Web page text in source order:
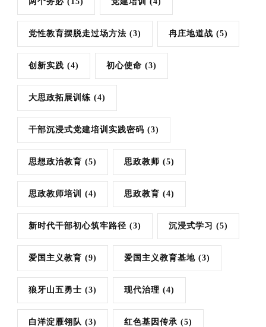
党性教育摆脱走过场方法 (3) 冉庄地道战 (5)
创新实践 (4) 初心使命 (3)
大思政拓展训练 (4)
干部沉浸式党建培训实践密码 (3)
思想政治教育 (5) 思政教师 (5)
思政教师培训 (4) 思政教育 (4)
新时代干部初心筑牢路径 (3) 沉浸式学习 (5)
爱国主义教育 (9) 爱国主义教育基地 (3)
狼牙山五勇士 (3) 现代治理 (4)
白洋淀雁翎队 (3) 红色基因传承 (5)